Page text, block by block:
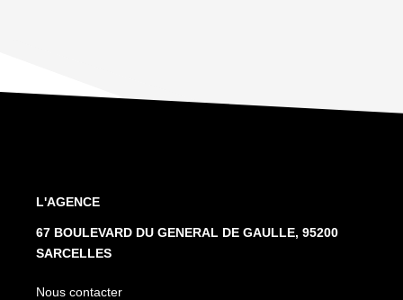
L'AGENCE
67 BOULEVARD DU GENERAL DE GAULLE, 95200
SARCELLES
Nous contacter